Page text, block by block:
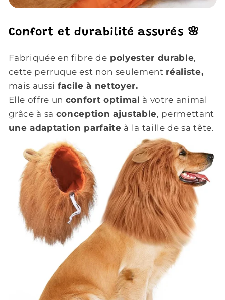
Confort et durabilité assurés 🌸
Fabriquée en fibre de polyester durable,
cette perruque est non seulement réaliste,
mais aussi facile à nettoyer.
Elle offre un confort optimal à votre animal
grâce à sa conception ajustable, permettant
une adaptation parfaite à la taille de sa tête.